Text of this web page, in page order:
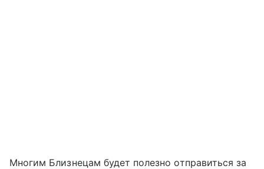
Многим Близнецам будет полезно отправиться за